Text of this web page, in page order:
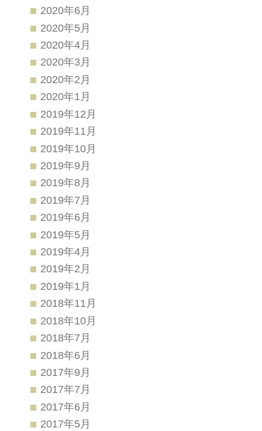
2020年6月
2020年5月
2020年4月
2020年3月
2020年2月
2020年1月
2019年12月
2019年11月
2019年10月
2019年9月
2019年8月
2019年7月
2019年6月
2019年5月
2019年4月
2019年2月
2019年1月
2018年11月
2018年10月
2018年7月
2018年6月
2017年9月
2017年7月
2017年6月
2017年5月